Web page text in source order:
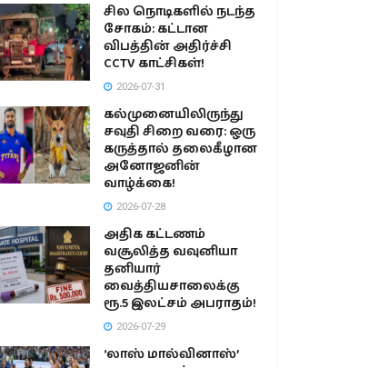
சில நொடிகளில் நடந்த
சோகம்: கட்டான
விபத்தின் அதிர்ச்சி
CCTV காட்சிகள்!
2026-07-31
கல்முனையிலிருந்து
சவுதி சிறை வரை: ஒரு
கருத்தால் தலைகீழான
அனோஜனின்
வாழ்க்கை!
2026-07-28
அதிக கட்டணம்
வசூலித்த வவுனியா
தனியார்
வைத்தியசாலைக்கு
ரூ.5 இலட்சம் அபராதம்!
2026-07-29
‘லாஸ் மால்வினாஸ்’